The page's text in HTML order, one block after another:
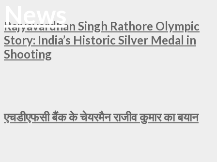
Rajyavardhan Singh Rathore Olympic
Story: India’s Historic Silver Medal in
Shooting
एचडीएफसी बैंक के चेयरमैन राजीव कुमार का बयान